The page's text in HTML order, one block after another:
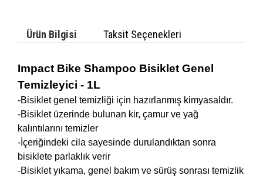
Ürün Bilgisi Taksit Seçenekleri
Impact Bike Shampoo Bisiklet Genel
Temizleyici - 1L
-Bisiklet genel temizliği için hazırlanmış kimyasaldır.
-Bisiklet üzerinde bulunan kir, çamur ve yağ
kalıntılarını temizler
-İçeriğindeki cila sayesinde durulandıktan sonra
bisiklete parlaklık verir
-Bisiklet yıkama, genel bakım ve sürüş sonrası temizlik